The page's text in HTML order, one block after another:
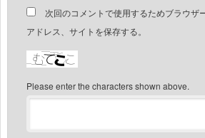
次回のコメントで使用するためブラウザ
アドレス、サイトを保存する。
Please enter the characters shown above.